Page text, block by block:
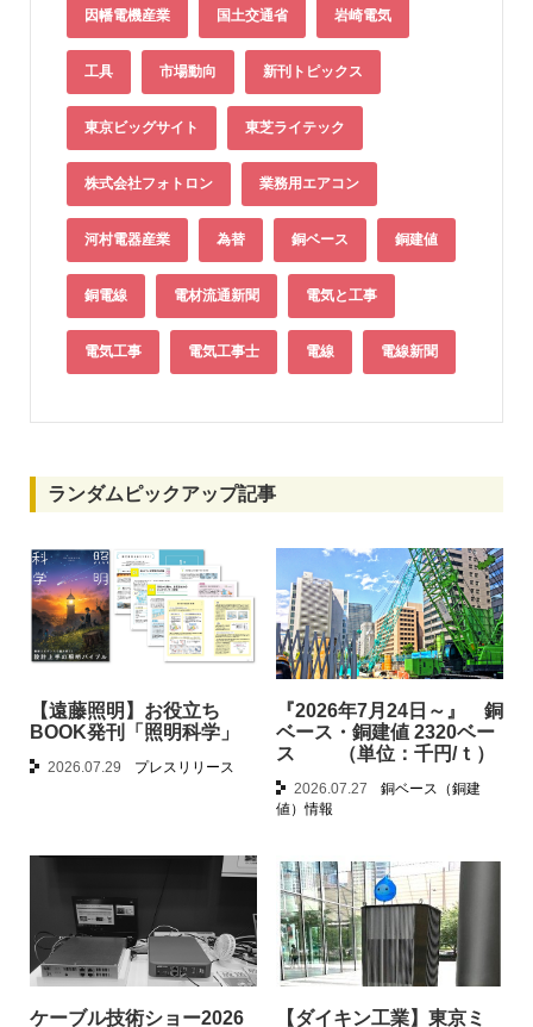
因幡電機産業 国土交通省 岩崎電気
工具 市場動向 新刊トピックス
東京ビッグサイト 東芝ライテック
株式会社フォトロン 業務用エアコン
河村電器産業 為替 銅ベース 銅建値
銅電線 電材流通新聞 電気と工事
電気工事 電気工事士 電線 電線新聞
ランダムピックアップ記事
【遠藤照明】お役立ち
BOOK発刊「照明科学」
2026.07.29 プレスリリース
『2026年7月24日～』 銅
ベース・銅建値 2320ベー
ス （単位：千円/ｔ）
2026.07.27
銅ベース（銅建
値）情報
ケーブル技術ショー2026 【ダイキン工業】東京ミ